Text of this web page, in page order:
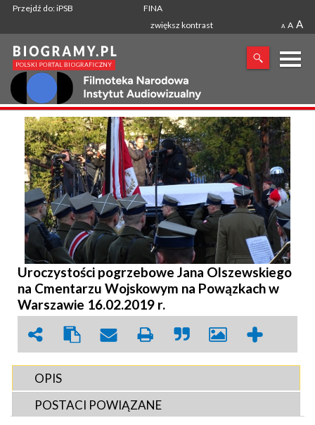
Przejdź do: iPSB
FINA
zwiększ kontrast
A A A
X
SZUKANA FRAZA
Uroczystości pogrzebowe Jana Olszewskiego
na Cmentarzu Wojskowym na Powązkach w
Warszawie 16.02.2019 r.
OPIS
POSTACI POWIĄZANE